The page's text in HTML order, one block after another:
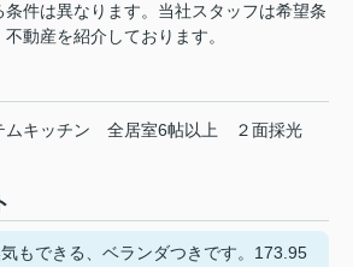
件は異なります。当社スタッフは希望条
動産を紹介しております。
ムキッチン 全居室6帖以上
２面採光
もできる、ベランダつきです。173.95